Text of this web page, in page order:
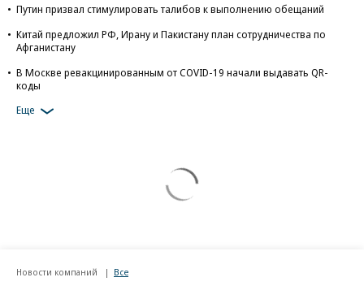
Путин призвал стимулировать талибов к выполнению обещаний
Китай предложил РФ, Ирану и Пакистану план сотрудничества по
Афганистану
В Москве ревакцинированным от COVID-19 начали выдавать QR-
коды
Еще
Новости компаний Все